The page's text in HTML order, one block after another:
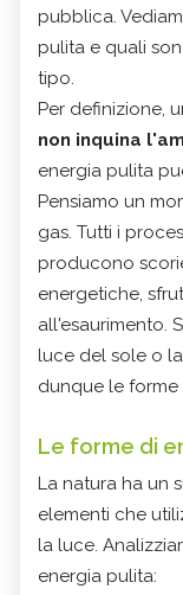
pubblica.
pulita e quali
tipo.
Per definizione,
non inquina
energia pulita
Pensiamo un
gas. Tutti i
producono
energetiche,
all'esaurimento.
luce del sole o
dunque le forme
Le forme di
La natura ha un
elementi che
la luce.
energia pulita: